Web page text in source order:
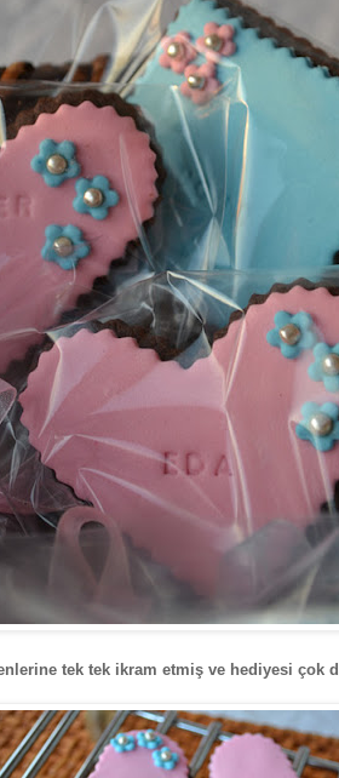
tek tek ikram etmiş ve hediyesi çok